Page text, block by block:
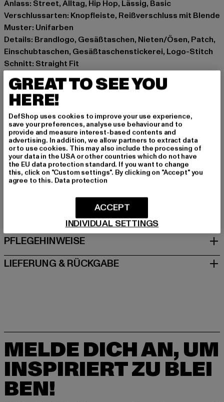
Anlass: Street, Alltag, Hip Hop, Lässig, Basic
Verschlussarten: Knopfleiste, Reißverschluss mit Blende
Muster: Unifarben
Details: Brandlogo, Gesäßtaschen, Nieten/Ösen, Patch,
Einschubtaschen, Gesäßtaschenstickerei, Logo-Stitch
Schnitt: Straight Fit
Marke: Karl Kani
Kat.: 5 Pocket
Farbe: beige
Hersteller Farbe: sand
Materialzusammensetzung: 100% Baumwolle
Art.Nr: 6002522-00208
Hersteller: Urban Styles Agency GmbH & Co. KG |
agentur@urbanstylesagency.com
Schanzenstraße 41 | 51063 Köln | DE
GRÖSSE & PASSFORM
PFLEGEHINWEISE
LIEFERUNG & RÜCKGABE
MELDE DICH AN, UM
INSPIRIERT ZU BLEI
BEN!
GREAT TO SEE YOU
HERE!
DefShop uses cookies to improve your use experience,
save your preferences, analyse use behaviour and to
provide and measure interest-based contents and
advertising. In addition, we allow partners to extract data
or to use cookies. This may also include the processing of
your data in the USA or other countries which do not have
the EU data protection standard. If you want to change
this, click on "Custom settings". By clicking on "Accept" you
agree to this. Data protection
INDIVIDUAL SETTINGS
ACCEPT